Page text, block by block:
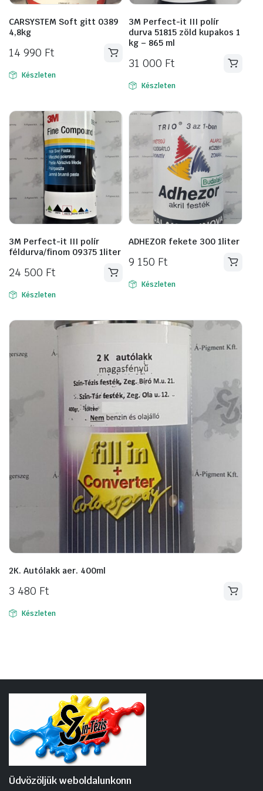
CARSYSTEM Soft gitt 0389
4,8kg
14 990 Ft
Készleten
3M Perfect-it III polír
durva 51815 zöld kupakos 1
kg – 865 ml
31 000 Ft
Készleten
3M Perfect-it III polír
féldurva/finom 09375 1liter
24 500 Ft
Készleten
ADHEZOR fekete 300 1liter
9 150 Ft
Készleten
2K. Autólakk aer. 400ml
3 480 Ft
Készleten
Üdvözöljük weboldalunkonn